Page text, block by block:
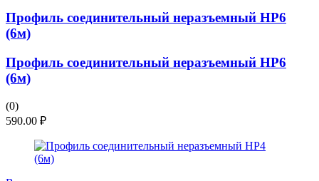
Профиль соединительный неразъемный НР6
(6м)
Профиль соединительный неразъемный НР6
(6м)
(0)
590.00 ₽